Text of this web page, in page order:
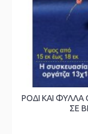
ΡΟΔΙ ΚΑΙ ΦΥΛΛΑ
ΣΕ